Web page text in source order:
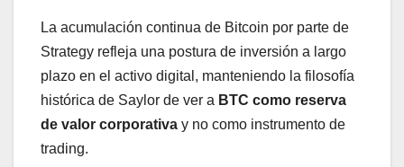
La acumulación continua de Bitcoin por parte de
Strategy refleja una postura de inversión a largo
plazo en el activo digital, manteniendo la filosofía
histórica de Saylor de ver a BTC como reserva
de valor corporativa y no como instrumento de
trading.